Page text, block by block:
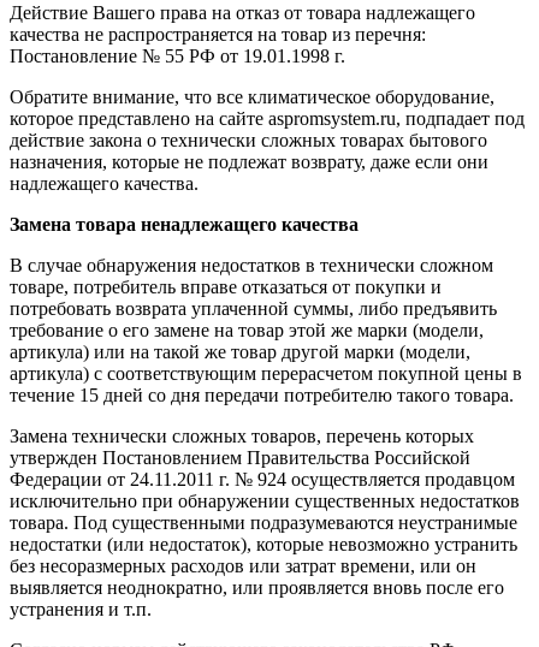
Действие Вашего права на отказ от товара надлежащего
качества не распространяется на товар из перечня:
Постановление № 55 РФ от 19.01.1998 г.
Обратите внимание, что все климатическое оборудование,
которое представлено на сайте aspromsystem.ru, подпадает под
действие закона о технически сложных товарах бытового
назначения, которые не подлежат возврату, даже если они
надлежащего качества.
Замена товара ненадлежащего качества
В случае обнаружения недостатков в технически сложном
товаре, потребитель вправе отказаться от покупки и
потребовать возврата уплаченной суммы, либо предъявить
требование о его замене на товар этой же марки (модели,
артикула) или на такой же товар другой марки (модели,
артикула) с соответствующим перерасчетом покупной цены в
течение 15 дней со дня передачи потребителю такого товара.
Замена технически сложных товаров, перечень которых
утвержден Постановлением Правительства Российской
Федерации от 24.11.2011 г. № 924 осуществляется продавцом
исключительно при обнаружении существенных недостатков
товара. Под существенными подразумеваются неустранимые
недостатки (или недостаток), которые невозможно устранить
без несоразмерных расходов или затрат времени, или он
выявляется неоднократно, или проявляется вновь после его
устранения и т.п.